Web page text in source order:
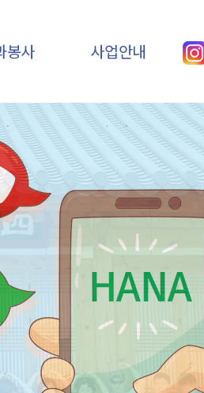
봉사
내
청
내
청
사업안내
이용안내
직업재활사업
사회재활사업
생산품우선구매제도